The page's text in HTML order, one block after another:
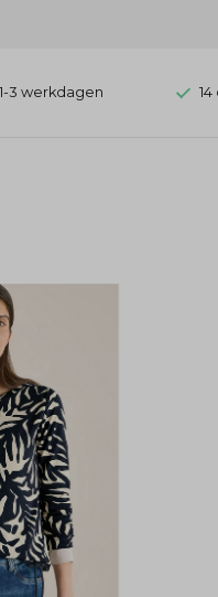
3 werkdagen